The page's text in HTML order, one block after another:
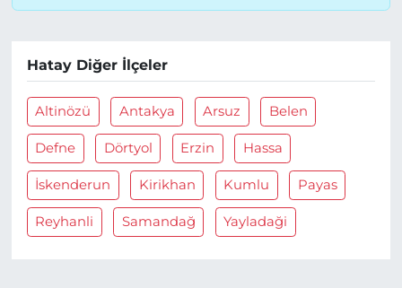
Hatay Diğer İlçeler
Altinözü Antakya Arsuz Belen
Defne Dörtyol Erzin Hassa
İskenderun Kirikhan Kumlu Payas
Reyhanli Samandağ Yayladaği